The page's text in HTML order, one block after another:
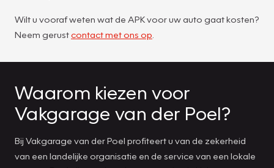
Wilt u vooraf weten wat de APK voor uw auto gaat kosten?
Neem gerustcontact met ons op
Waarom kiezen voor
Vakgarage van der Poel?
Bij Vakgarage van der Poel profiteert u van de zekerheid
van een landelijke organisatie en de service van een lokale